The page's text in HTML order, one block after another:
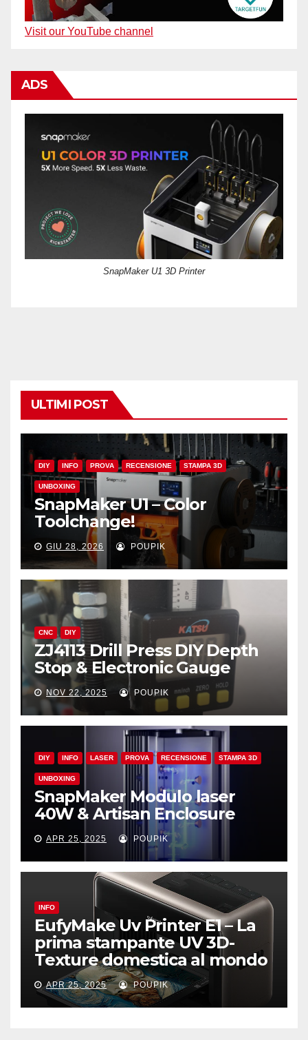
Visit our YouTube channel
ADS
SnapMaker U1 3D Printer
ULTIMI POST
DIY INFO PROVA RECENSIONE STAMPA 3D
UNBOXING
SnapMaker U1 – Color
Toolchange!
GIU 28, 2026 POUPIK
CNC DIY
ZJ4113 Drill Press DIY Depth
Stop & Electronic Gauge
NOV 22, 2025 POUPIK
DIY INFO LASER PROVA RECENSIONE STAMPA 3D
UNBOXING
SnapMaker Modulo laser
40W & Artisan Enclosure
APR 25, 2025 POUPIK
INFO
EufyMake Uv Printer E1 – La
prima stampante UV 3D-
Texture domestica al mondo
APR 25, 2025 POUPIK